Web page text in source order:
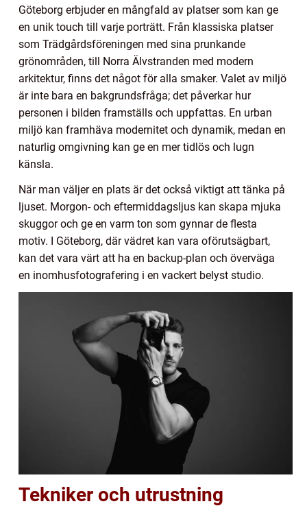
Göteborg erbjuder en mångfald av platser som kan ge
en unik touch till varje porträtt. Från klassiska platser
som Trädgårdsföreningen med sina prunkande
grönområden, till Norra Älvstranden med modern
arkitektur, finns det något för alla smaker. Valet av miljö
är inte bara en bakgrundsfråga; det påverkar hur
personen i bilden framställs och uppfattas. En urban
miljö kan framhäva modernitet och dynamik, medan en
naturlig omgivning kan ge en mer tidlös och lugn
känsla.
När man väljer en plats är det också viktigt att tänka på
ljuset. Morgon- och eftermiddagsljus kan skapa mjuka
skuggor och ge en varm ton som gynnar de flesta
motiv. I Göteborg, där vädret kan vara oförutsägbart,
kan det vara värt att ha en backup-plan och överväga
en inomhusfotografering i en vackert belyst studio.
Tekniker och utrustning